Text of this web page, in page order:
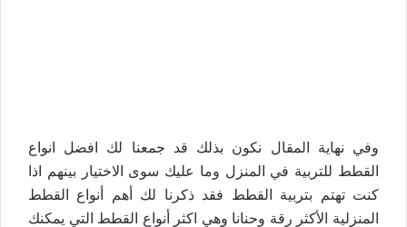
وفي نهاية المقال نكون بذلك قد جمعنا لك افضل انواع
القطط للتربية في المنزل وما عليك سوى الاختيار بينهم اذا
كنت تهتم بتربية القطط فقد ذكرنا لك أهم أنواع القطط
المنزلية الأكثر رقة وحنانا وهي اكثر أنواع القطط التي يمكنك